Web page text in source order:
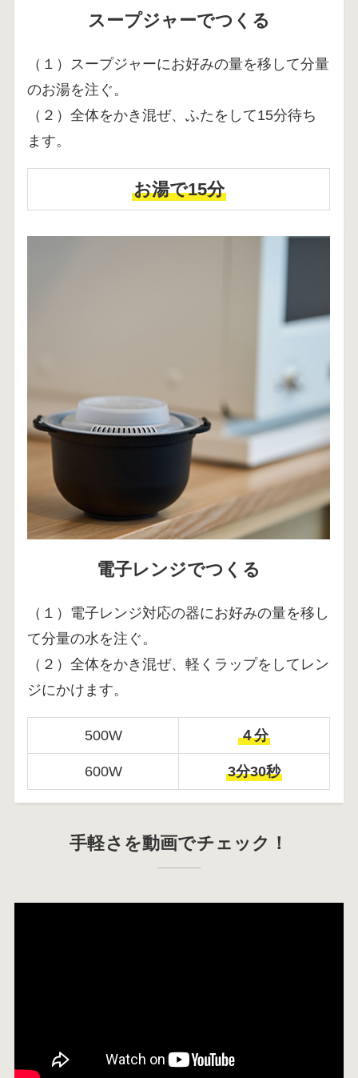
スープジャーでつくる
（１）スープジャーにお好みの量を移して分量
のお湯を注ぐ。
（２）全体をかき混ぜ、ふたをして15分待ち
ます。
お湯で15分
電子レンジでつくる
（１）電子レンジ対応の器にお好みの量を移し
て分量の水を注ぐ。
（２）全体をかき混ぜ、軽くラップをしてレン
ジにかけます。
500W ４分
600W 3分30秒
手軽さを動画でチェック！